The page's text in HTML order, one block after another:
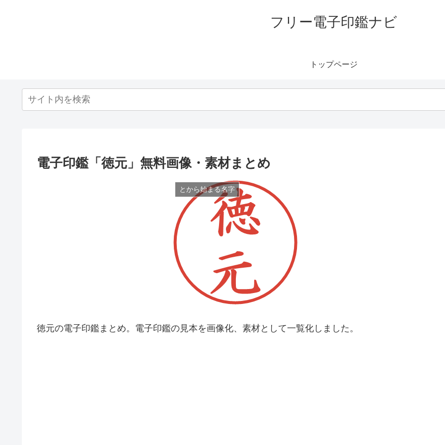
フリー電子印鑑ナビ
トップページ
電子印鑑「徳元」無料画像・素材まとめ
とから始まる名字
徳元の電子印鑑まとめ。電子印鑑の見本を画像化、素材として一覧化しました。